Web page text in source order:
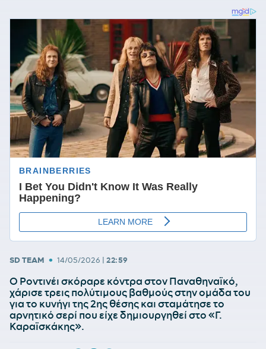
SD TEAM • 14/05/2026 | 22:59
Ο Ροντινέι σκόραρε κόντρα στον Παναθηναϊκό,
χάρισε τρεις πολύτιμους βαθμούς στην ομάδα του
για το κυνήγι της 2ης θέσης και σταμάτησε το
αρνητικό σερί που είχε δημιουργηθεί στο «Γ.
Καραϊσκάκης».